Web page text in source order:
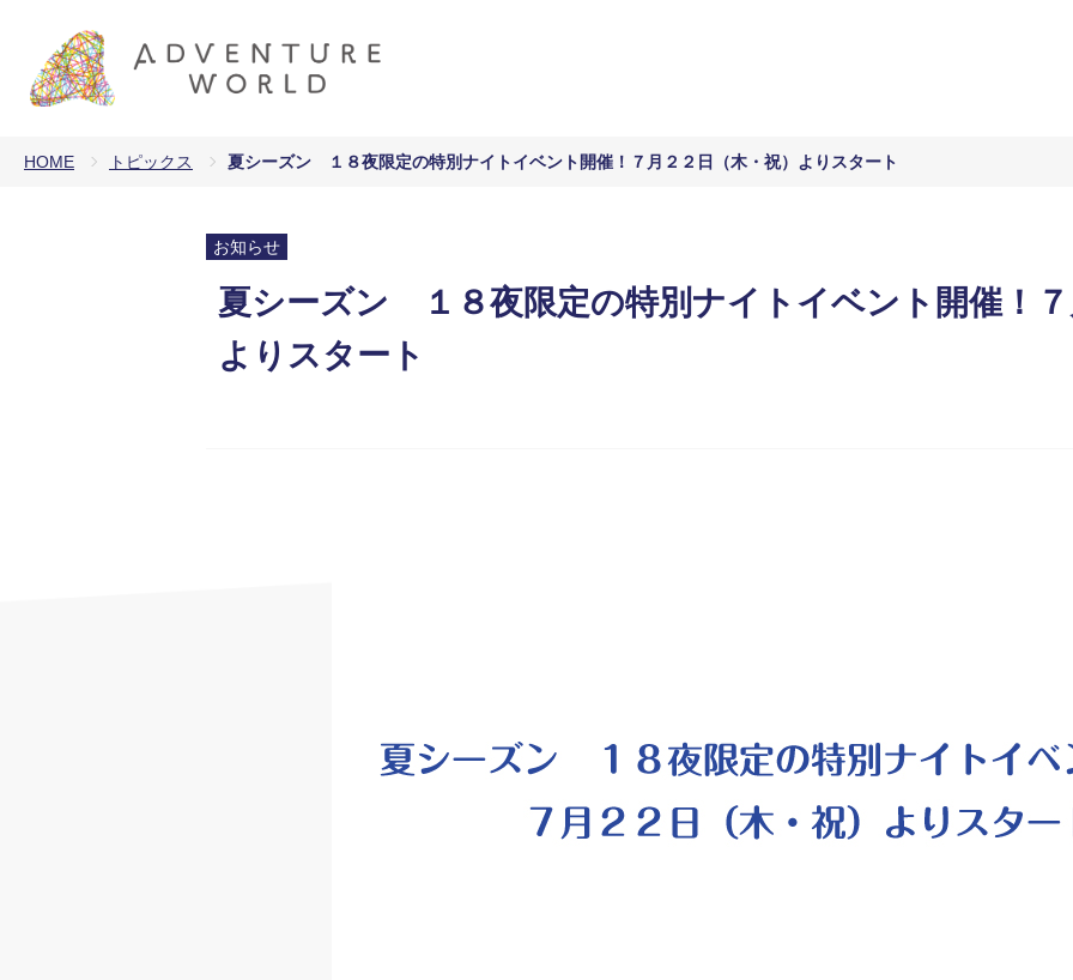
HOME トピックス 夏シーズン １８夜限定の特別ナイトイベント開催！７月２２日（木・祝）よりスタート
お知らせ
夏シーズン １８夜限定の特別ナイトイベント開催！７
よりスタート